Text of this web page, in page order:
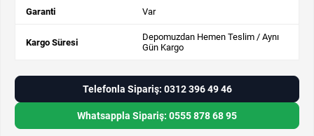
Garanti Var
Kargo Süresi
Depomuzdan Hemen Teslim / Aynı
Gün Kargo
Telefonla Sipariş: 0312 396 49 46
Whatsappla Sipariş: 0555 878 68 95